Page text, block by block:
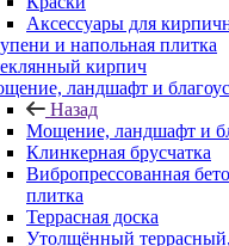
Аксессуары для
и напольная плитка
кирпич
ландшафт и
Назад
Мощение, ландшафт и
Клинкерная брусчатка
Вибропрессованная
плитка
Террасная доска
Утолщённый